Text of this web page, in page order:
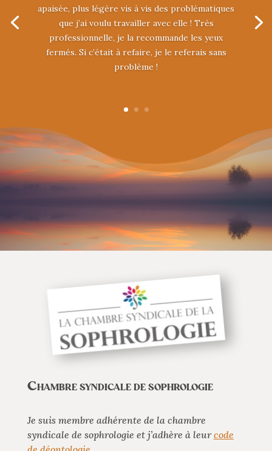
apaisée, plus légère vis à vis des problématiques
que j’ai voulu travailler avec elle !Très
professionnelle, je la recommande les yeux
fermés. Si c’était à refaire, je le referais sans
problème !
Chambre syndicale de sophrologie
Je suis membre adhérente de la chambre
syndicale de sophrologie et j’adhère à leur code